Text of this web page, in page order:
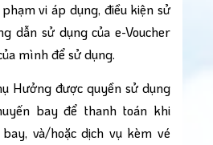
vi áp dụng, điều kiện sử
dẫn sử dụng của e-Voucher
mình để sử dụng.
Hưởng được quyền sử dụng
bay để thanh toán khi
và/hoặc dịch vụ kèm vé